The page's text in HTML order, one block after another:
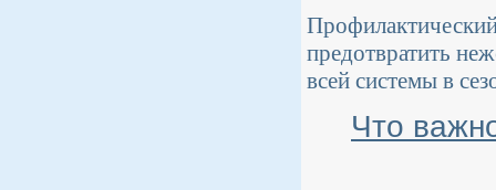
предотвратить
всей системы в
Что